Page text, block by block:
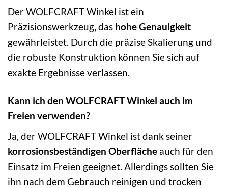
Der WOLFCRAFT Winkel ist ein
Präzisionswerkzeug, das hohe Genauigkeit
gewährleistet. Durch die präzise Skalierung und
die robuste Konstruktion können Sie sich auf
exakte Ergebnisse verlassen.
Kann ich den WOLFCRAFT Winkel auch im
Freien verwenden?
Ja, der WOLFCRAFT Winkel ist dank seiner
korrosionsbeständigen Oberfläche auch für den
Einsatz im Freien geeignet. Allerdings sollten Sie
ihn nach dem Gebrauch reinigen und trocken